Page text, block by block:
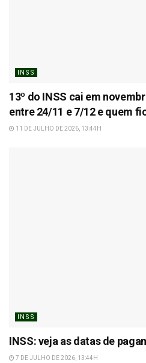
INSS
13º do INSS cai em
entre 24/11 e 7/12 e quem
11 DE JULHO DE 2026, 13:44H
INSS
INSS: veja as datas de
7 DE JULHO DE 2026, 13:44H